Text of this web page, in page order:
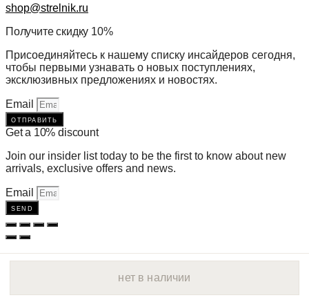
нет в наличии
shop@strelnik.ru
Получите скидку 10%
Присоединяйтесь к нашему списку инсайдеров сегодня,
чтобы первыми узнавать о новых поступлениях,
эксклюзивных предложениях и новостях.
Email
отправить
Get a 10% discount
Join our insider list today to be the first to know about new
arrivals, exclusive offers and news.
Email
send